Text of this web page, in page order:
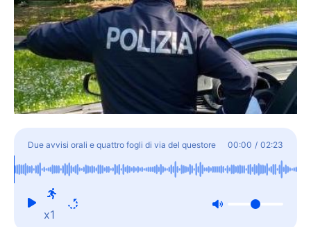
Due avvisi orali e quattro fogli di via del questore
verso persone pericolose
00:00 / 02:23
x1